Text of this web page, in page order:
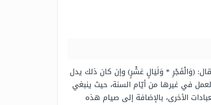
(وَالْفَجْرِ * وَلَيَالٍ عَشْرٍ) وإن كان ذلك يدل
في غيرها من أيّام السنة، حيث ينبغي
الأخرى، بالإضافة إلى صيام هذه